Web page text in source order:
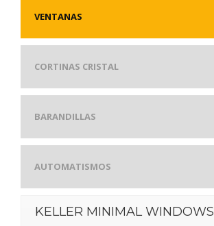
VENTANAS
CORTINAS CRISTAL
BARANDILLAS
AUTOMATISMOS
KELLER MINIMAL WINDOWS